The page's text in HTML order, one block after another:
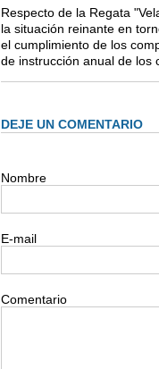
Respecto de la Regata
la situación reinante en
el cumplimiento de los
de instrucción anual de los
DEJE UN COMENTARIO
Nombre
E-mail
Comentario